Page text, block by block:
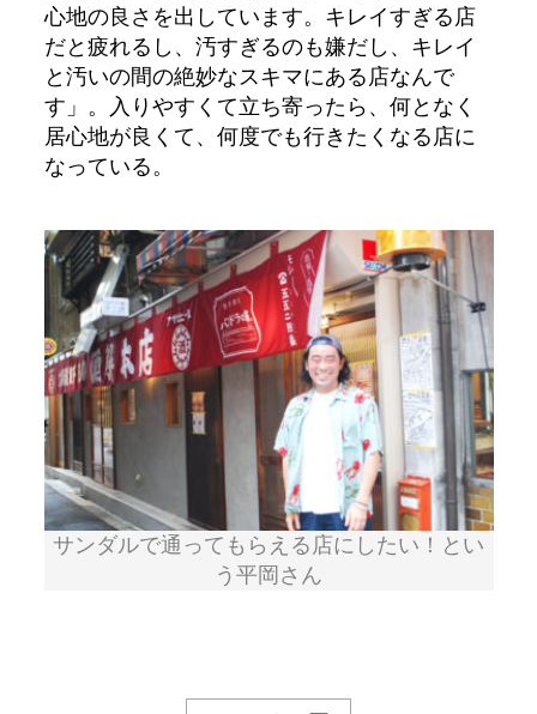
心地の良さを出しています。キレイすぎる店
だと疲れるし、汚すぎるのも嫌だし、キレイ
と汚いの間の絶妙なスキマにある店なんで
す」。入りやすくて立ち寄ったら、何となく
居心地が良くて、何度でも行きたくなる店に
なっている。
サンダルで通ってもらえる店にしたい！とい
う平岡さん